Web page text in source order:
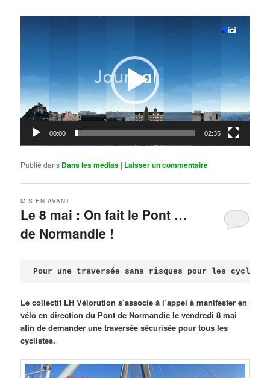
00:00 02:35
Publié dans Dans les médias | Laisser un commentaire
Le 8 mai : On fait le Pont …
de Normandie !
MIS EN AVANT
Pour une traversée sans risques pour les
Le collectif LH Vélorution s’associe à l’appel à manifester en
vélo en direction du Pont de Normandie le vendredi 8 mai
afin de demander une traversée sécurisée pour tous les
cyclistes.